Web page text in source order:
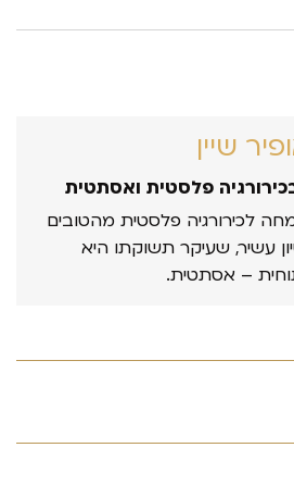
שיין
פלסטית ואסתטית
לכירורגיה פלסטית מהטובים
עשיר, שעיקר תשוקתו היא
– אסתטית.